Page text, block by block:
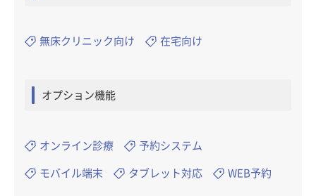
無床クリニック向け 在宅向け
オプション機能
オンライン診療 予約システム
モバイル端末 タブレット対応 WEB予約